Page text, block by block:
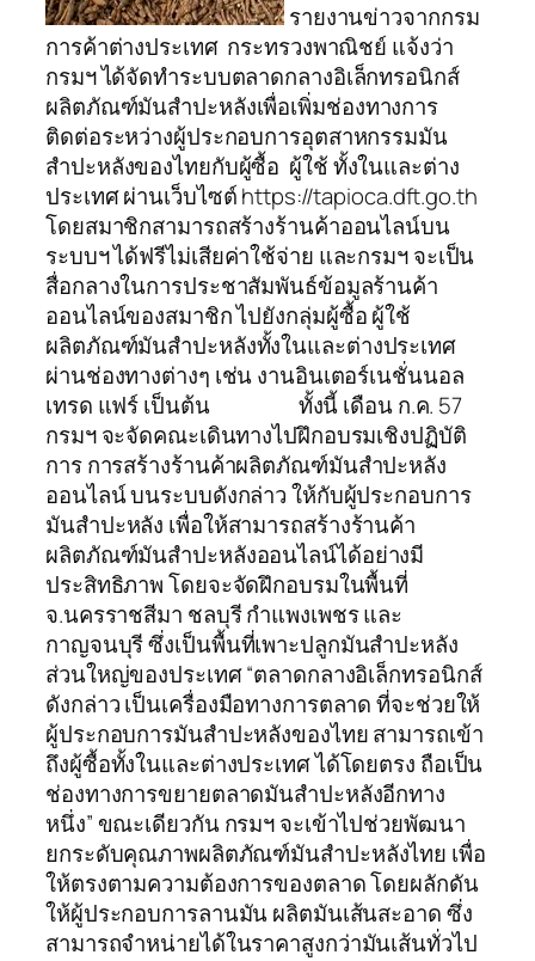
รายงานข่าวจากกรม
การค้าต่างประเทศ กระทรวงพาณิชย์ แจ้งว่า
กรมฯ ได้จัดทำระบบตลาดกลางอิเล็กทรอนิกส์
ผลิตภัณฑ์มันสำปะหลังเพื่อเพิ่มช่องทางการ
ติดต่อระหว่างผู้ประกอบการอุตสาหกรรมมัน
สำปะหลังของไทยกับผู้ซื้อ ผู้ใช้ ทั้งในและต่าง
ประเทศ ผ่านเว็บไซต์ https://tapioca.dft.go.th
โดยสมาชิกสามารถสร้างร้านค้าออนไลน์บน
ระบบฯ ได้ฟรีไม่เสียค่าใช้จ่าย และกรมฯ จะเป็น
สื่อกลางในการประชาสัมพันธ์ข้อมูลร้านค้า
ออนไลน์ของสมาชิก ไปยังกลุ่มผู้ซื้อ ผู้ใช้
ผลิตภัณฑ์มันสำปะหลังทั้งในและต่างประเทศ
ผ่านช่องทางต่างๆ เช่น งานอินเตอร์เนชั่นนอล
เทรด แฟร์ เป็นต้น ทั้งนี้ เดือน ก.ค. 57
กรมฯ จะจัดคณะเดินทางไปฝึกอบรมเชิงปฏิบัติ
การ การสร้างร้านค้าผลิตภัณฑ์มันสำปะหลัง
ออนไลน์ บนระบบดังกล่าว ให้กับผู้ประกอบการ
มันสำปะหลัง เพื่อให้สามารถสร้างร้านค้า
ผลิตภัณฑ์มันสำปะหลังออนไลน์ได้อย่างมี
ประสิทธิภาพ โดยจะจัดฝึกอบรมในพื้นที่
จ.นครราชสีมา ชลบุรี กำแพงเพชร และ
กาญจนบุรี ซึ่งเป็นพื้นที่เพาะปลูกมันสำปะหลัง
ส่วนใหญ่ของประเทศ “ตลาดกลางอิเล็กทรอนิกส์
ดังกล่าว เป็นเครื่องมือทางการตลาด ที่จะช่วยให้
ผู้ประกอบการมันสำปะหลังของไทย สามารถเข้า
ถึงผู้ซื้อทั้งในและต่างประเทศ ได้โดยตรง ถือเป็น
ช่องทางการขยายตลาดมันสำปะหลังอีกทาง
หนึ่ง” ขณะเดียวกัน กรมฯ จะเข้าไปช่วยพัฒนา
ยกระดับคุณภาพผลิตภัณฑ์มันสำปะหลังไทย เพื่อ
ให้ตรงตามความต้องการของตลาด โดยผลักดัน
ให้ผู้ประกอบการลานมัน ผลิตมันเส้นสะอาด ซึ่ง
สามารถจำหน่ายได้ในราคาสูงกว่ามันเส้นทั่วไป